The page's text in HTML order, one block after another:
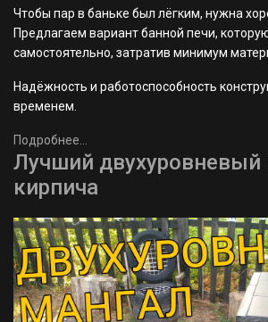
Чтобы пар в баньке был лёгким, нужна
Предлагаем вариант банной печи,
самостоятельно, затратив минимум
Надёжность и работоспособность
временем.
Подробнее...
Лучший двухуровневый
кирпича